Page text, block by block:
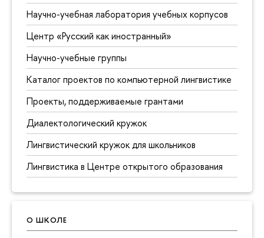
Научно-учебная лаборатория учебных корпусов
Центр «Русский как иностранный»
Научно-учебные группы
Каталог проектов по компьютерной лингвистике
Проекты, поддерживаемые грантами
Диалектологический кружок
Лингвистический кружок для школьников
Лингвистика в Центре открытого образования
О ШКОЛЕ